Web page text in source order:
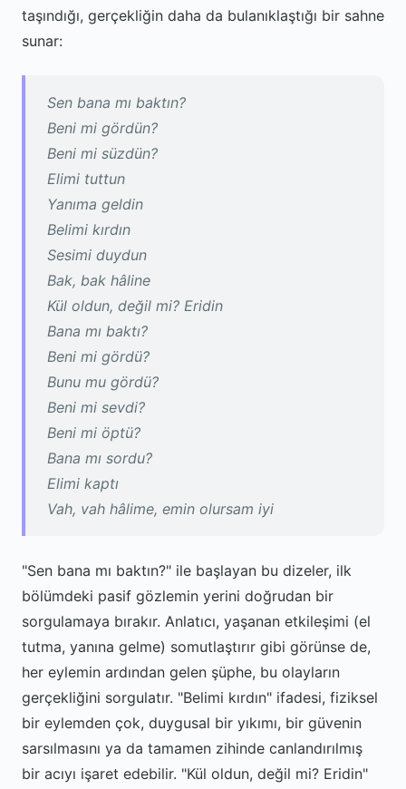
taşındığı, gerçekliğin daha da bulanıklaştığı bir sahne
sunar:
Sen bana mı baktın?
Beni mi gördün?
Beni mi süzdün?
Elimi tuttun
Yanıma geldin
Belimi kırdın
Sesimi duydun
Bak, bak hâline
Kül oldun, değil mi? Eridin
Bana mı baktı?
Beni mi gördü?
Bunu mu gördü?
Beni mi sevdi?
Beni mi öptü?
Bana mı sordu?
Elimi kaptı
Vah, vah hâlime, emin olursam iyi
"Sen bana mı baktın?" ile başlayan bu dizeler, ilk
bölümdeki pasif gözlemin yerini doğrudan bir
sorgulamaya bırakır. Anlatıcı, yaşanan etkileşimi (el
tutma, yanına gelme) somutlaştırır gibi görünse de,
her eylemin ardından gelen şüphe, bu olayların
gerçekliğini sorgulatır. "Belimi kırdın" ifadesi, fiziksel
bir eylemden çok, duygusal bir yıkımı, bir güvenin
sarsılmasını ya da tamamen zihinde canlandırılmış
bir acıyı işaret edebilir. "Kül oldun, değil mi? Eridin"